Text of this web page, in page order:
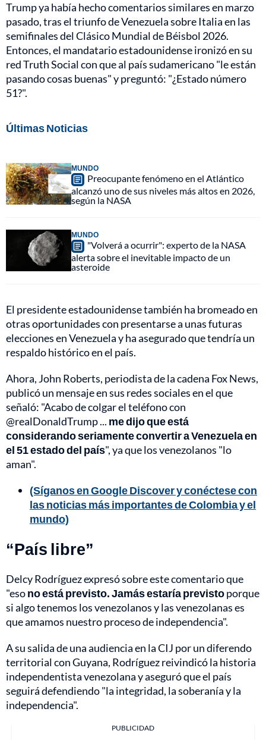
Trump ya había hecho comentarios similares en marzo
pasado, tras el triunfo de Venezuela sobre Italia en las
semifinales del Clásico Mundial de Béisbol 2026.
Entonces, el mandatario estadounidense ironizó en su
red Truth Social con que al país sudamericano "le están
pasando cosas buenas" y preguntó: "¿Estado número
51?".
Últimas Noticias
MUNDO
Preocupante fenómeno en el Atlántico
alcanzó uno de sus niveles más altos en 2026,
según la NASA
MUNDO
"Volverá a ocurrir": experto de la NASA
alerta sobre el inevitable impacto de un
asteroide
El presidente estadounidense también ha bromeado en
otras oportunidades con presentarse a unas futuras
elecciones en Venezuela y ha asegurado que tendría un
respaldo histórico en el país.
Ahora, John Roberts, periodista de la cadena Fox News,
publicó un mensaje en sus redes sociales en el que
señaló: "Acabo de colgar el teléfono con
@realDonaldTrump ... me dijo que está
considerando seriamente convertir a Venezuela en
el 51 estado del país", ya que los venezolanos "lo
aman".
(Síganos en Google Discover y conéctese con
las noticias más importantes de Colombia y el
mundo)
“País libre”
Delcy Rodríguez expresó sobre este comentario que
"esono está previsto. Jamás estaría previstoporque
si algo tenemos los venezolanos y las venezolanas es
que amamos nuestro proceso de independencia".
A su salida de una audiencia en la CIJ por un diferendo
territorial con Guyana, Rodríguez reivindicó la historia
independentista venezolana y aseguró que el país
seguirá defendiendo "la integridad, la soberanía y la
independencia".
PUBLICIDAD